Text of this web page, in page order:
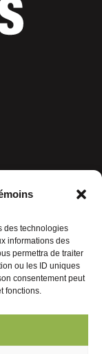
des technologies
informations des
permettra de traiter
ou les ID uniques
consentement peut
fonctions.